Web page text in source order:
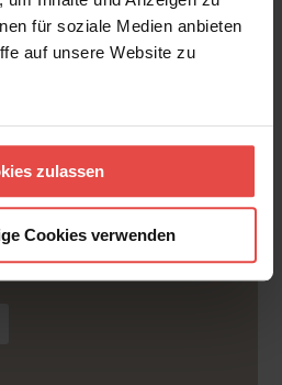
für soziale Medien anbieten
auf unsere Website zu
zulassen
Cookies verwenden
Wann immer möglich
und Dolmetscher aus Köln
ein. So reduzieren wir
Senior Agengy